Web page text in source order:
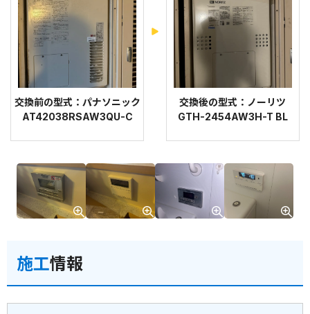
交換前の型式：パナソニック
AT42038RSAW3QU-C
交換後の型式：ノーリツ
GTH-2454AW3H-T BL
施工情報